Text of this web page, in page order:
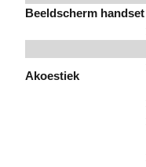
Beeldscherm handset
Akoestiek